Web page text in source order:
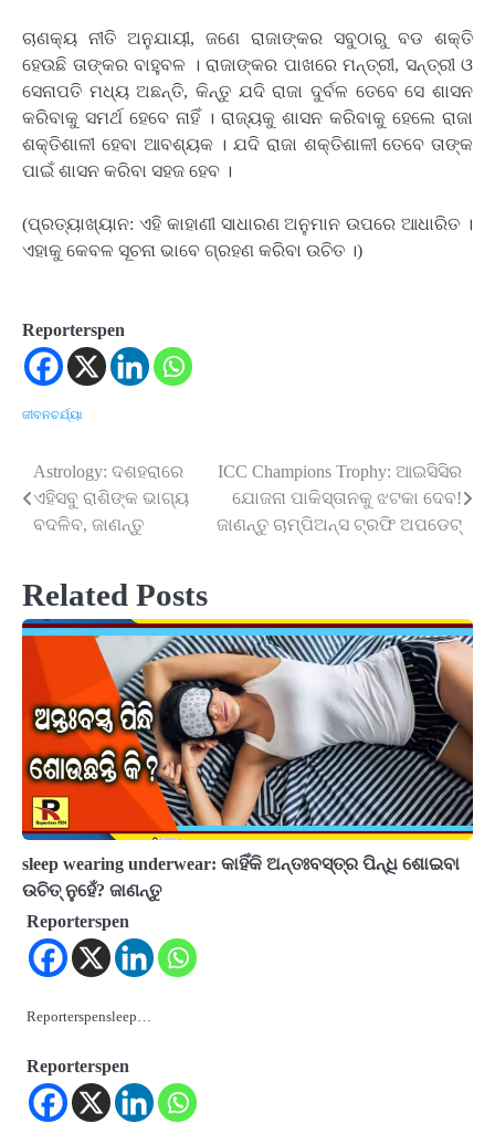
ଚାଣକ୍ୟ ନୀତି ଅନୁଯାୟୀ, ଜଣେ ରାଜାଙ୍କର ସବୁଠାରୁ ବଡ ଶକ୍ତି
ହେଉଛି ତାଙ୍କର ବାହୁବଳ । ରାଜାଙ୍କର ପାଖରେ ମନ୍ତ୍ରୀ, ସନ୍ତ୍ରୀ ଓ
ସେନାପତି ମଧ୍ୟ ଅଛନ୍ତି, କିନ୍ତୁ ଯଦି ରାଜା ଦୁର୍ବଳ ତେବେ ସେ ଶାସନ
କରିବାକୁ ସମର୍ଥ ହେବେ ନାହିଁ । ରାଜ୍ୟକୁ ଶାସନ କରିବାକୁ ହେଲେ ରାଜା
ଶକ୍ତିଶାଳୀ ହେବା ଆବଶ୍ୟକ । ଯଦି ରାଜା ଶକ୍ତିଶାଳୀ ତେବେ ତାଙ୍କ
ପାଇଁ ଶାସନ କରିବା ସହଜ ହେବ ।
(ପ୍ରତ୍ୟାଖ୍ୟାନ: ଏହି କାହାଣୀ ସାଧାରଣ ଅନୁମାନ ଉପରେ ଆଧାରିତ ।
ଏହାକୁ କେବଳ ସୂଚନା ଭାବେ ଗ୍ରହଣ କରିବା ଉଚିତ ।)
Reporterspen
ଜୀବନଚର୍ଯ୍ୟା
Post
navigation
Astrology: ଦଶହରାରେ
ଏହିସବୁ ରାଶିଙ୍କ ଭାଗ୍ୟ
ବଦଳିବ, ଜାଣନ୍ତୁ
ICC Champions Trophy: ଆଇସିସିର
ଯୋଜନା ପାକିସ୍ତାନକୁ ଝଟକା ଦେବ!
ଜାଣନ୍ତୁ ଚାମ୍ପିଅନ୍ସ ଟ୍ରଫି ଅପଡେଟ୍‌
Related Posts
sleep wearing underwear: କାହିଁକି ଅନ୍ତଃବସ୍ତ୍ର ପିନ୍ଧି ଶୋଇବା
ଉଚିତ୍ ନୁହେଁ? ଜାଣନ୍ତୁ
Reporterspen
Reporterspensleep…
Reporterspen